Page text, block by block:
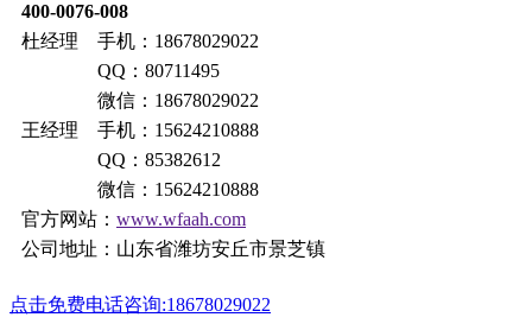
400-0076-008
杜经理 手机：18678029022
QQ：80711495
微信：18678029022
王经理 手机：15624210888
QQ：85382612
微信：15624210888
官方网站： www.wfaah.com
公司地址：山东省潍坊安丘市景芝镇
点击免费电话咨询:18678029022